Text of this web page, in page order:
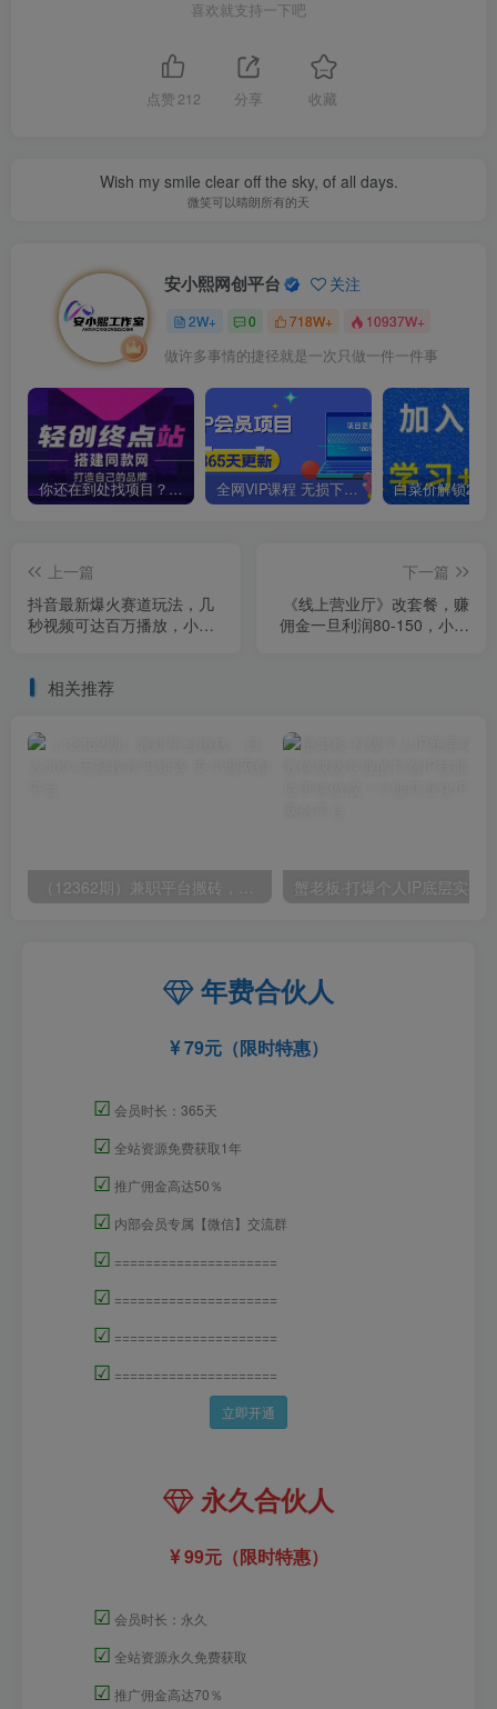
喜欢就支持一下吧
点赞 212 分享 收藏
Wish my smile clear off the sky, of all days.
微笑可以晴朗所有的天
安小熙网创平台 关注
2W+ 0 718W+ 10937W+
做许多事情的捷径就是一次只做一件一件事
你还在到处找项目？还在当韭菜？我靠卖项目一个月收入5万+，曾经我也是个失败者。 全网VIP课程 无损下载~
上一篇
抖音最新爆火赛道玩法，几
秒视频可达百万播放，小白
下一篇
《线上营业厅》改套餐，赚
佣金一旦利润80-150，小白
相关推荐
（12362期）兼职平台搬砖，日入500+无脑操作可矩阵
年费合伙人
79元（限时特惠）
☑ 会员时长：365天
☑ 全站资源免费获取1年
☑ 推广佣金高达50％
☑ 内部会员专属【微信】交流群
☑ =====================
☑ =====================
☑ =====================
☑ =====================
立即开通
永久合伙人
99元（限时特惠）
☑ 会员时长：永久
☑ 全站资源永久免费获取
☑ 推广佣金高达70％